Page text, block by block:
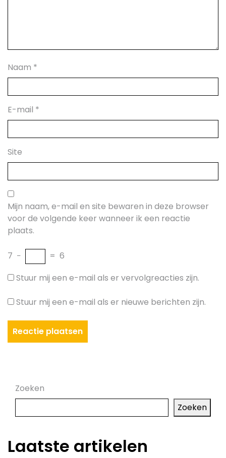
Naam *
E-mail *
Site
Mijn naam, e-mail en site bewaren in deze browser
voor de volgende keer wanneer ik een reactie
plaats.
7 − = 6
Stuur mij een e-mail als er vervolgreacties zijn.
Stuur mij een e-mail als er nieuwe berichten zijn.
Zoeken
Zoeken
Laatste artikelen